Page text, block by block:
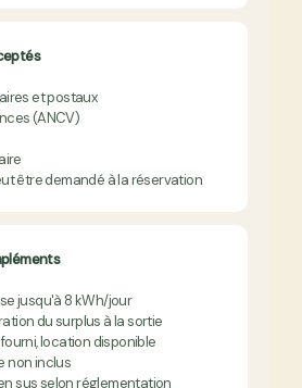
et postaux
(ANCV)
être demandé à la réservation
jusqu'à 8 kWh/jour
du surplus à la sortie
location disponible
non inclus
sus selon réglementation